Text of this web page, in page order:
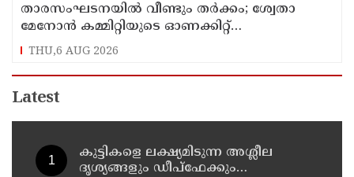
താരസംഘടനയില്‍ വീണ്ടും തര്‍ക്കം; ശ്വേതാ
മേനോന്‍ കമ്മിറ്റിയുടെ ഓണക്കിറ്റ്
വിതരണത്തിനെതിരെ ഒരുവിഭാഗം താരങ്ങള്‍
THU,6 AUG 2026
Latest
കുട്ടികളെ ലക്ഷ്യമിടുന്ന അശ്ലീല
ദൃശ്യങ്ങളും ഡീപ്ഫേക്കും